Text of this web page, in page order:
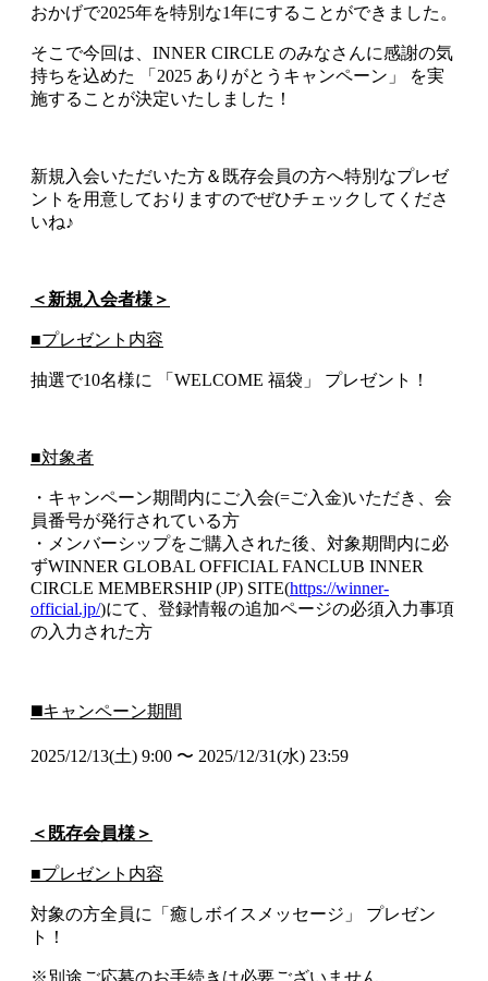
おかげで2025年を特別な1年にすることができました。
そこで今回は、INNER CIRCLE のみなさんに感謝の気
持ちを込めた 「2025 ありがとうキャンペーン」 を実
施することが決定いたしました！
新規入会いただいた方＆既存会員の方へ特別なプレゼ
ントを用意しておりますのでぜひチェックしてくださ
いね♪
＜新規入会者様＞
■プレゼント内容
抽選で10名様に 「WELCOME 福袋」 プレゼント！
■対象者
・キャンペーン期間内にご入会(=ご入金)いただき、会
員番号が発行されている方
・メンバーシップをご購入された後、対象期間内に必
ずWINNER GLOBAL OFFICIAL FANCLUB INNER
CIRCLE MEMBERSHIP (JP) SITE(https://winner-
official.jp/)にて、登録情報の追加ページの必須入力事項
の入力された方
◼️キャンペーン期間
2025/12/13(土) 9:00 〜 2025/12/31(水) 23:59
＜既存会員様＞
■プレゼント内容
対象の方全員に「癒しボイスメッセージ」 プレゼン
ト！
※別途ご応募のお手続きは必要ございません。